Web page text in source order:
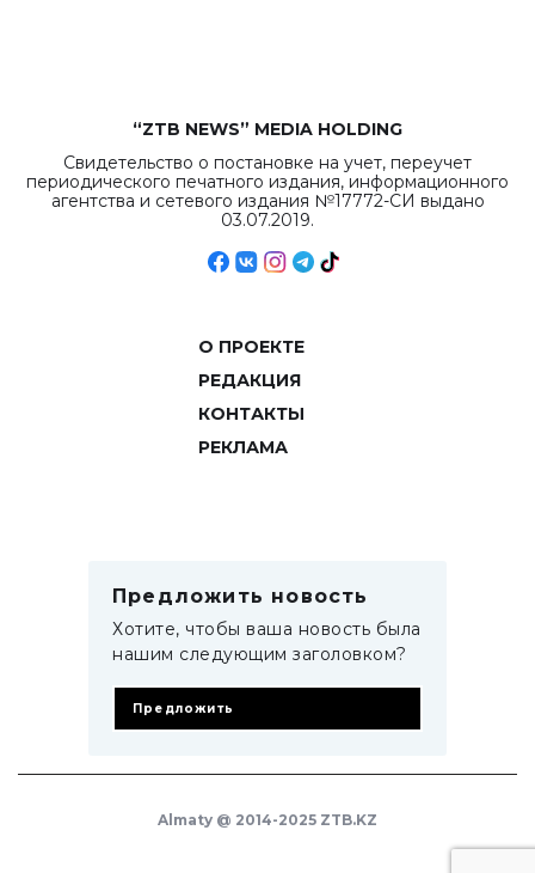
“ZTB NEWS” MEDIA HOLDING
Свидетельство о постановке на учет, переучет
периодического печатного издания, информационного
агентства и сетевого издания №17772-СИ выдано
03.07.2019.
О ПРОЕКТЕ
РЕДАКЦИЯ
КОНТАКТЫ
РЕКЛАМА
Предложить новость
Хотите, чтобы ваша новость была
нашим следующим заголовком?
Предложить
Almaty @ 2014-2025 ZTB.KZ